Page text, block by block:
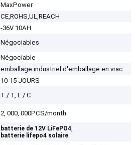
MaxPower
CE,ROHS,UL,REACH
-36V 10AH
Négociables
Négociable
emballage industriel d'emballage en vrac
10-15 JOURS
T / T, L / C
2, 000, 000PCS/month
batterie de 12V LiFePO4,
batterie lifepo4 solaire